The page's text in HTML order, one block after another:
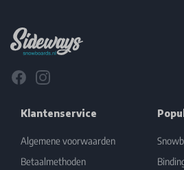
FacebookInstagram
Klantenservice
Algemene voorwaarden
Betaalmethoden